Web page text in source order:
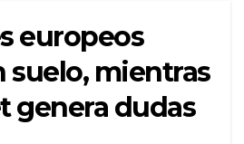
europeos
suelo, mientras
genera dudas